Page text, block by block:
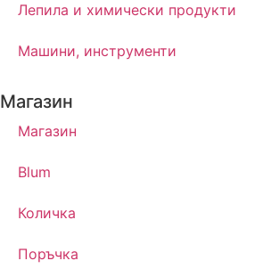
Лепила и химически продукти
Машини, инструменти
Магазин
Магазин
Blum
Количка
Поръчка